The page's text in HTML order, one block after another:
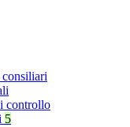
controllo
5